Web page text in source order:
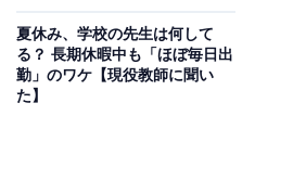
詳細は こちらから。
同大学では高校生、大学生、大学院
夏休み、学校の先生は何して
る？ 長期休暇中も「ほぼ毎日出
勤」のワケ【現役教師に聞い
た】